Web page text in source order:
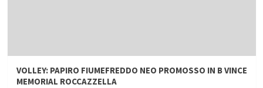
VOLLEY: PAPIRO FIUMEFREDDO NEO PROMOSSO IN B VINCE
MEMORIAL ROCCAZZELLA